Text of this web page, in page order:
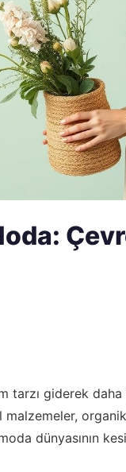
tarzı giderek
malzemeler,
dünyasının